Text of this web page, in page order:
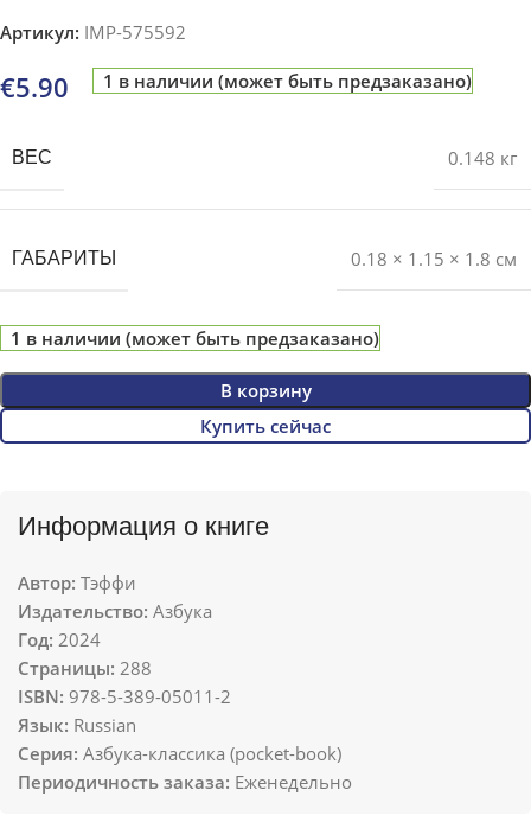
Артикул: IMP-575592
€5.90 1 в наличии (может быть предзаказано)
ВЕС 0.148 кг
ГАБАРИТЫ 0.18 × 1.15 × 1.8 см
1 в наличии (может быть предзаказано)
В корзину
Купить сейчас
Информация о книге
Автор: Тэффи
Издательство: Азбука
Год: 2024
Страницы: 288
ISBN: 978-5-389-05011-2
Язык: Russian
Серия: Азбука-классика (pocket-book)
Периодичность заказа: Еженедельно